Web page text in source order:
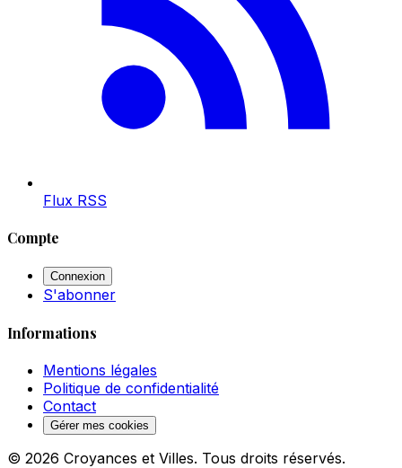
Flux RSS
Compte
Connexion
S'abonner
Informations
Mentions légales
Politique de confidentialité
Contact
Gérer mes cookies
© 2026 Croyances et Villes. Tous droits réservés.